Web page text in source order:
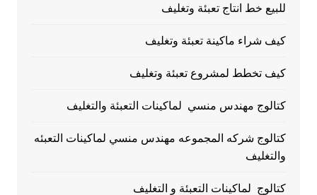
للبيع خط انتاج تعبئة وتغليف
كيف شراء ماكينة تعبئة وتغليف
كيف تخطط لمشروع تعبئة وتغليف
كتالوج مهندس منسي لماكينات التعبئة والتغليف
كتالوج شركه المجموعه مهندس منسي لماكينات التعبئه
والتغليف
كتالوج لماكينات التعبئة و التغليف